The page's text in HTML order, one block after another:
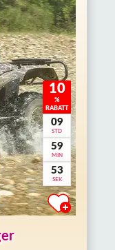
10
%
RABATT
09
STD
59
MIN
50
SEK